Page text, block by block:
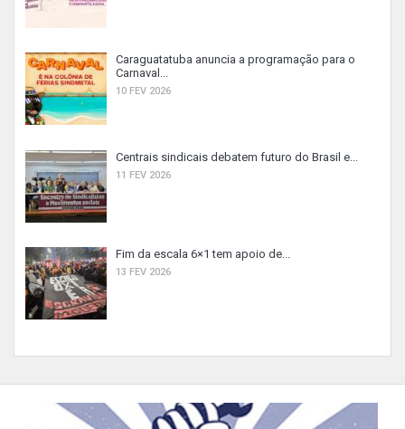
Caraguatatuba anuncia a programação para o
Carnaval...
10 FEV 2026
Centrais sindicais debatem futuro do Brasil e...
11 FEV 2026
Fim da escala 6×1 tem apoio de...
13 FEV 2026